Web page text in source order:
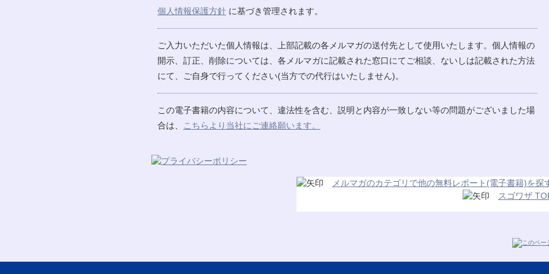
個人情報保護方針 に基づき管理されます。
ご入力いただいた個人情報は、上部記載の各メルマガの送付先として使用いたします。個人情報の
開示、訂正、削除については、各メルマガに記載された窓口にてご相談、ないしは記載された方法
にて、ご自身で行ってください(当方での代行はいたしません)。
この電子書籍の内容について、違法性を含む、説明と内容が一致しない等の問題がございました場
合は、
こちらより当社にご連絡願います。
メルマガのカテゴリで他の無料レポート(電子書籍)を探
スゴワザ